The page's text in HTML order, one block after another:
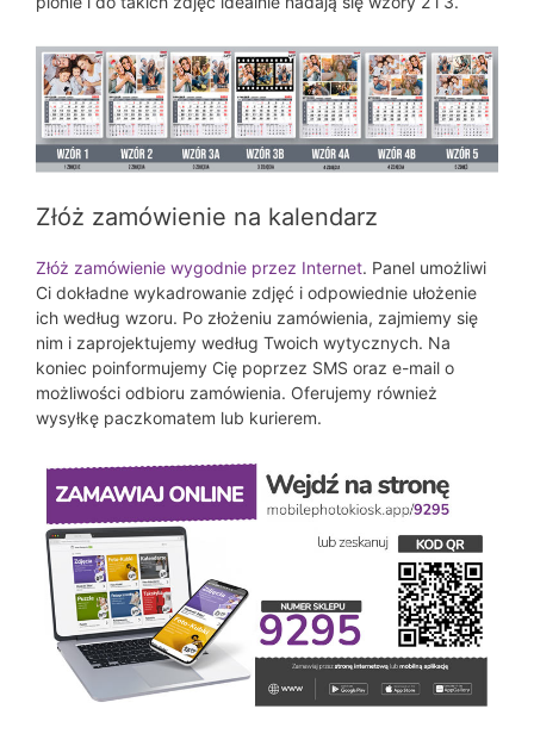
Złóż zamówienie na kalendarz
Złóż zamówienie wygodnie przez Internet. Panel umożliwi
Ci dokładne wykadrowanie zdjęć i odpowiednie ułożenie
ich według wzoru. Po złożeniu zamówienia, zajmiemy się
nim i zaprojektujemy według Twoich wytycznych. Na
koniec poinformujemy Cię poprzez SMS oraz e-mail o
możliwości odbioru zamówienia. Oferujemy również
wysyłkę paczkomatem lub kurierem.